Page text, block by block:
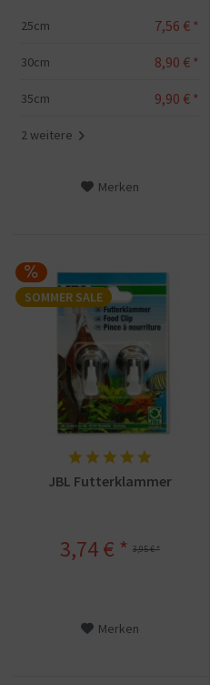
25cm 7,56 € *
30cm 8,90 € *
35cm 9,90 € *
2 weitere
Merken
SOMMER SALE
JBL Futterklammer
3,95 € *
3,74 € *
Merken